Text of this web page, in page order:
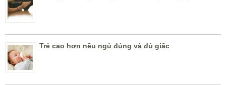
Trẻ cao hơn nếu ngủ đúng và đủ giấc